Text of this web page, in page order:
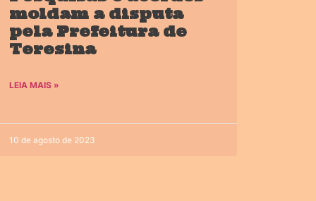
moldam a disputa
pela Prefeitura de
Teresina
LEIA MAIS »
10 de agosto de 2023